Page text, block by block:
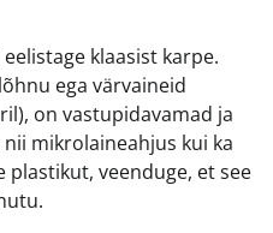
klaasist karpe.
ega värvaineid
on vastupidavamad ja
mikrolaineahjus kui ka
plastikut, veenduge, et see